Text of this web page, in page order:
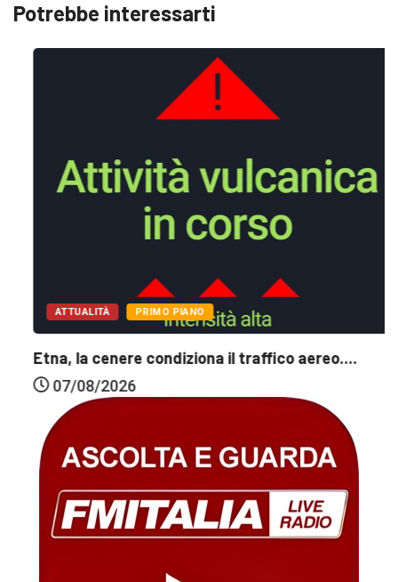
Potrebbe interessarti
ATTUALITÀ PRIMO PIANO
Etna, la cenere condiziona il traffico aereo....
07/08/2026